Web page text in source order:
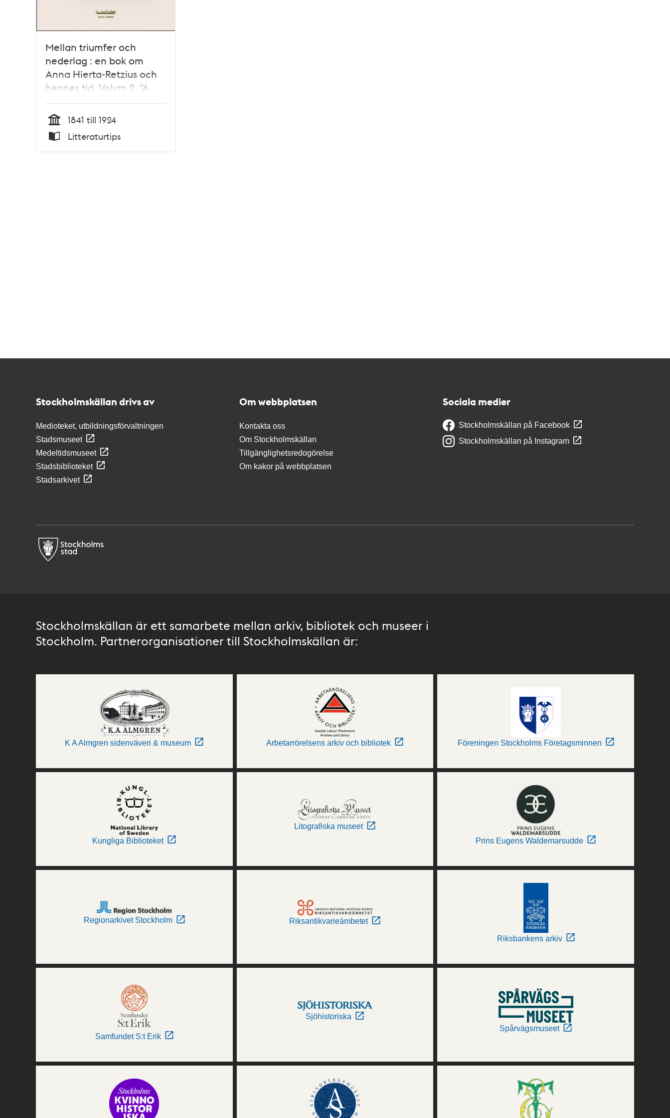
Mellan triumfer och
nederlag : en bok om
Anna Hierta-Retzius och
hennes tid. Volym 2. "A
charming bitch of a wife"
/ Gerda Helena Lindskog
Tid
1841 till 1924
Litteraturtips
Stockholmskällan drivs av
Medioteket, utbildningsförvaltningen
Stadsmuseet
Medeltidsmuseet
Stadsbiblioteket
Stadsarkivet
Om webbplatsen
Kontakta oss
Om Stockholmskällan
Tillgänglighetsredogörelse
Om kakor på webbplatsen
Sociala medier
Stockholmskällan på Facebook
Stockholmskällan på Instagram
Stockholmskällan är ett samarbete mellan arkiv, bibliotek och museer i
Stockholm. Partnerorganisationer till Stockholmskällan är:
K A Almgren sidenväveri & museum Arbetarrörelsens arkiv och bibliotek Föreningen Stockholms Företagsminnen
Kungliga Biblioteket
Litografiska museet
Prins Eugens Waldemarsudde
Regionarkivet Stockholm Riksantikvarieämbetet
Riksbankens arkiv
Samfundet S:t Erik
Sjöhistoriska
Spårvägsmuseet